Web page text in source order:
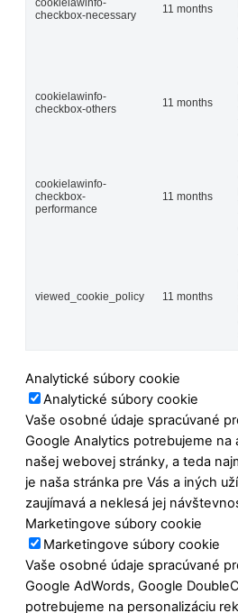
cookielawinfo-
checkbox-necessary
11 months
cookielawinfo-
checkbox-others
11 months
cookielawinfo-
checkbox-
performance
11 months
viewed_cookie_policy 11 months
Analytické súbory cookie
Analytické súbory cookie
Vaše osobné údaje spracúvané
Google Analytics potrebujeme na
našej webovej stránky, a teda
je naša stránka pre Vás a iných
zaujímavá a neklesá jej
Marketingove súbory cookie
Marketingove súbory cookie
Vaše osobné údaje spracúvané
Google AdWords, Google
potrebujeme na personalizáciu